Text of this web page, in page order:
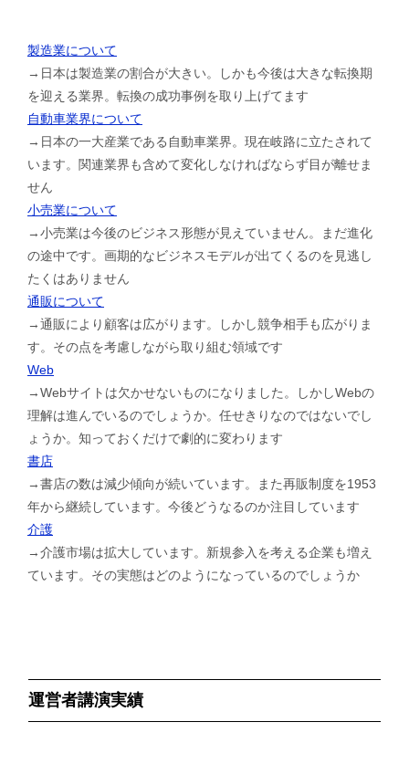
製造業について
→日本は製造業の割合が大きい。しかも今後は大きな転換期
を迎える業界。転換の成功事例を取り上げてます
自動車業界について
→日本の一大産業である自動車業界。現在岐路に立たされて
います。関連業界も含めて変化しなければならず目が離せま
せん
小売業について
→小売業は今後のビジネス形態が見えていません。まだ進化
の途中です。画期的なビジネスモデルが出てくるのを見逃し
たくはありません
通販について
→通販により顧客は広がります。しかし競争相手も広がりま
す。その点を考慮しながら取り組む領域です
Web
→Webサイトは欠かせないものになりました。しかしWebの
理解は進んでいるのでしょうか。任せきりなのではないでし
ょうか。知っておくだけで劇的に変わります
書店
→書店の数は減少傾向が続いています。また再販制度を1953
年から継続しています。今後どうなるのか注目しています
介護
→介護市場は拡大しています。新規参入を考える企業も増え
ています。その実態はどのようになっているのでしょうか
運営者講演実績